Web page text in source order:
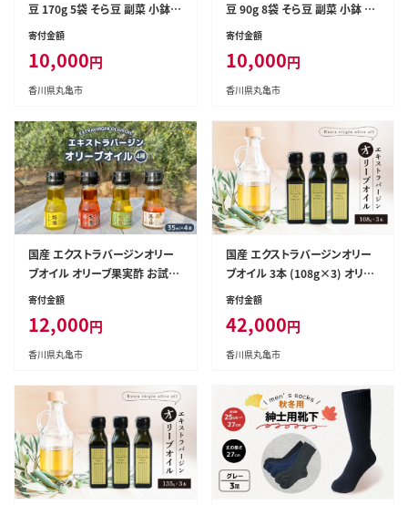
豆 170g 5袋 そら豆 副菜 小鉢
おかず 豆類 しょうゆ 豆 郷土料
つまみ 肴 酒 ビール 日本酒 四国
讃岐 香川県 丸亀市
寄付金額
10,000円
香川県丸亀市
豆 90g 8袋 そら豆 副菜 小鉢 お
かず 豆類 しょうゆ 豆 郷土料理
み 肴 酒 ビール 日本酒 四国 讃
岐 香川県 丸亀市
寄付金額
10,000円
香川県丸亀市
国産 エクストラバージンオリー
ブオイル オリーブ果実酢 お試し
4本セットオリーブオイル オリー
用油 ドレッシング サラダ ピザ
パスタ スパゲッティ カルパッチ
香川県 丸亀市 瀬戸内オリーブ
寄付金額
12,000円
香川県丸亀市
国産 エクストラバージンオリー
ブオイル 3本 (108g×3) オリー
ブオイル オリーブ オリーブ油 料
グ サラダ ピザ パスタ スパゲッテ
ィ カルパッチョ 刺身 ギフト お取
寄付金額
42,000円
香川県丸亀市